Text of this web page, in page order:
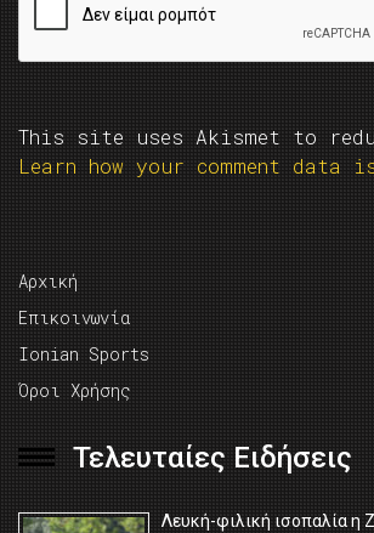
This site uses Akismet to
Learn how your comment data
Αρχική
Επικοινωνία
Ionian Sports
Όροι Χρήσης
Τελευταίες Ειδήσεις
Λευκή-φιλική ισοπαλία η